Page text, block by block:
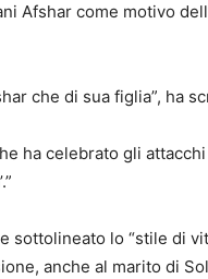
Afshar come motivo
che di sua figlia”, ha
ha celebrato gli
sottolineato lo “stile di
anche al marito di